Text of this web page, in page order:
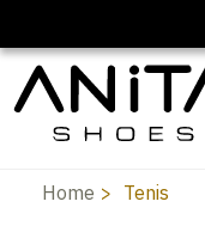
Home Tenis